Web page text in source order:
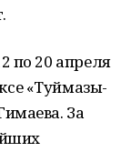
по 20 апреля
«Туймазы-
За